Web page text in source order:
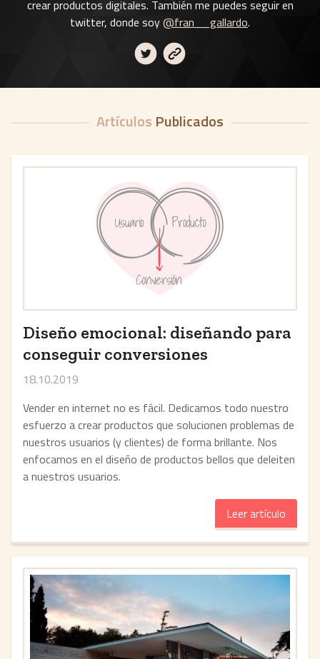
crear productos digitales. También me puedes seguir en
twitter, donde soy@fran__gallardo.
Artículos Publicados
Diseño emocional: diseñando para
conseguir conversiones
18.10.2019
Vender en internet no es fácil. Dedicamos todo nuestro
esfuerzo a crear productos que solucionen problemas de
nuestros usuarios (y clientes) de forma brillante. Nos
enfocamos en el diseño de productos bellos que deleiten
a nuestros usuarios.
Leer artículo